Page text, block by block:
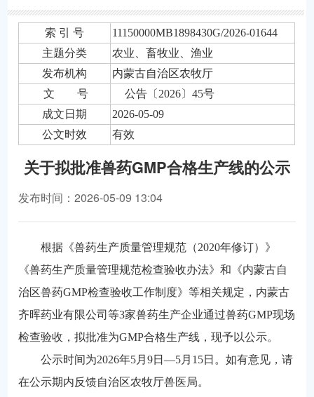
索 引 号
11150000MB1898430G/2026-01644
主题分类
农业、畜牧业、渔业
发布机构
内蒙古自治区农牧厅
文 号
公告〔2026〕45号
成文日期
2026-05-09
公文时效
有效
关于拟批准兽药GMP合格生产线的公示
发布时间：2026-05-09 13:04
根据《兽药生产质量管理规范（2020年修订）》
《兽药生产质量管理规范检查验收办法》和《内蒙古自
治区兽药GMP检查验收工作制度》等相关规定，内蒙古
齐晖药业有限公司等3家兽药生产企业通过兽药GMP现场
检查验收，拟批准为GMP合格生产线，现予以公示。
公示时间为2026年5月9日—5月15日。如有意见，请
在公示期内反馈自治区农牧厅兽医局。